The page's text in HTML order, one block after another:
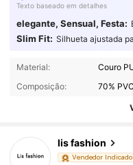
Texto baseado em detalhes
elegante, Sensual, Festa:
Slim Fit: Silhueta ajustada
Material:
Couro
Composição:
lis fashion
Vendedor Indicado